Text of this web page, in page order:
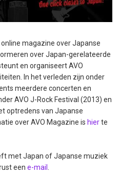
magazine over Japanse
over Japan-gerelateerde
en organiseert AVO
In het verleden zijn onder
meerdere concerten en
AVO J-Rock Festival (2013) en
optredens van Japanse
over AVO Magazine is hierte
met Japan of Japanse muziek
een e-mail